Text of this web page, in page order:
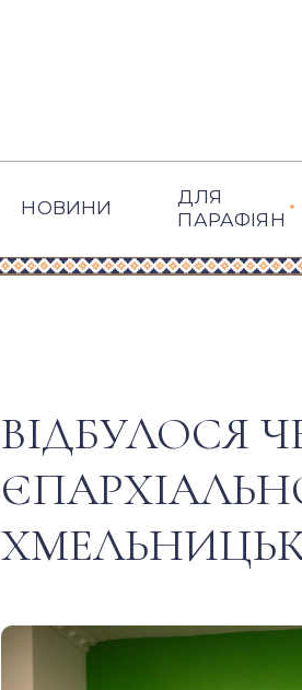
НОВИНИ
ДЛЯ
ПАРАФІЯН
ВІДБУЛОСЯ